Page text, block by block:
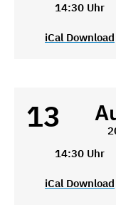
14:30 Uhr
iCal Download
13
14:30 Uhr
iCal Download